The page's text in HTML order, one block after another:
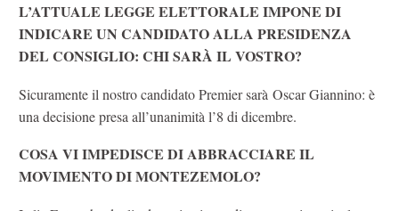
L’ATTUALE LEGGE ELETTORALE IMPONE DI
INDICARE UN CANDIDATO ALLA PRESIDENZA
DEL CONSIGLIO: CHI SARÀ IL VOSTRO?
Sicuramente il nostro candidato Premier sarà Oscar Giannino: è
una decisione presa all’unanimità l’8 di dicembre.
COSA VI IMPEDISCE DI ABBRACCIARE IL
MOVIMENTO DI MONTEZEMOLO?